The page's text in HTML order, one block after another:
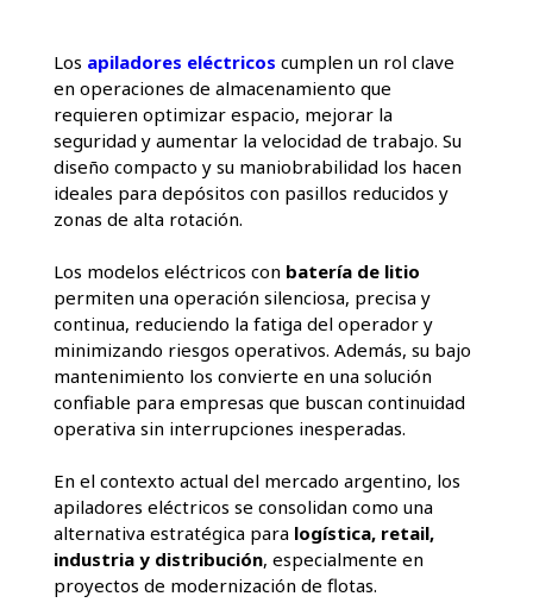
Los apiladores eléctricos cumplen un rol clave
en operaciones de almacenamiento que
requieren optimizar espacio, mejorar la
seguridad y aumentar la velocidad de trabajo. Su
diseño compacto y su maniobrabilidad los hacen
ideales para depósitos con pasillos reducidos y
zonas de alta rotación.
Los modelos eléctricos con batería de litio
permiten una operación silenciosa, precisa y
continua, reduciendo la fatiga del operador y
minimizando riesgos operativos. Además, su bajo
mantenimiento los convierte en una solución
confiable para empresas que buscan continuidad
operativa sin interrupciones inesperadas.
En el contexto actual del mercado argentino, los
apiladores eléctricos se consolidan como una
alternativa estratégica para logística, retail,
industria y distribución, especialmente en
proyectos de modernización de flotas.